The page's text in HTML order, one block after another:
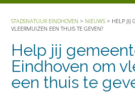
STADSNATUUR EINDHOVEN > NIEUWS > HELP JIJ
VLEERMUIZEN EEN THUIS TE GEVEN?
Help jij
Eindhoven om
een thuis te